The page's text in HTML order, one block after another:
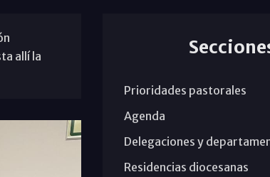
allí la
Prioridades pastorales
Agenda
Delegaciones y
Residencias diocesanas